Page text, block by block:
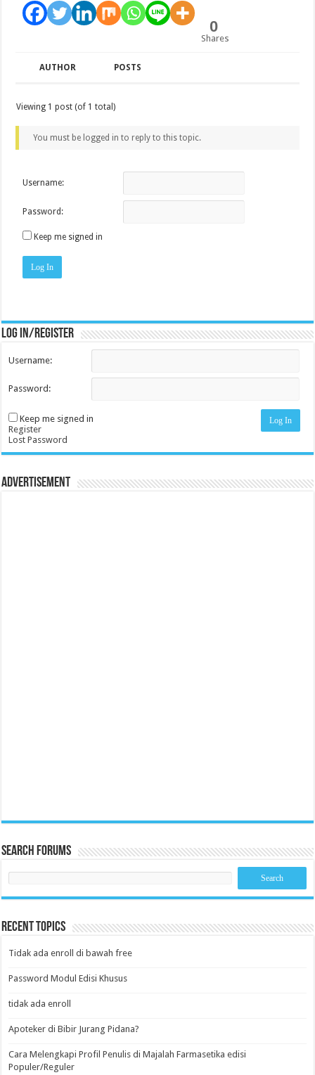
0
Shares
AUTHOR POSTS
Viewing 1 post (of 1 total)
You must be logged in to reply to this topic.
Username:
Password:
Keep me signed in
Log In
Log in/register
Username:
Password:
Keep me signed in Log In
Register
Lost Password
Advertisement
Search Forums
Recent Topics
Tidak ada enroll di bawah free
Password Modul Edisi Khusus
tidak ada enroll
Apoteker di Bibir Jurang Pidana?
Cara Melengkapi Profil Penulis di Majalah Farmasetika edisi
Populer/Reguler